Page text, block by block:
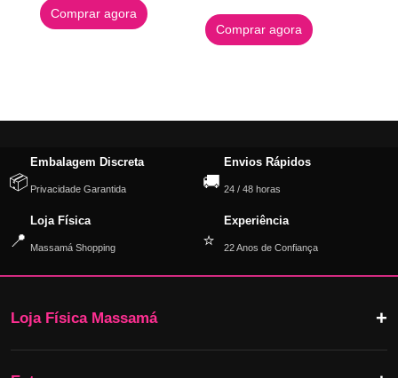
Comprar agora
Comprar agora
📦
Embalagem Discreta
Privacidade Garantida 🚚
Envios Rápidos
24 / 48 horas
📍
Loja Física
Massamá Shopping ⭐
Experiência
22 Anos de Confiança
Loja Física Massamá